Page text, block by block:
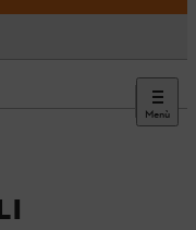
Menù